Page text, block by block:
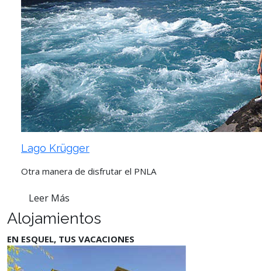
Lago Krügger
Otra manera de disfrutar el PNLA
Leer Más
Alojamientos
EN ESQUEL, TUS VACACIONES